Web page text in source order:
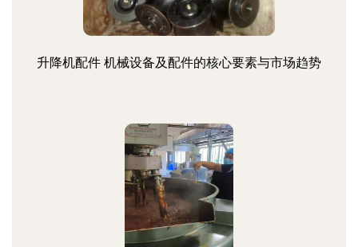
升降机配件 机械设备及配件的核心要素与市场趋势